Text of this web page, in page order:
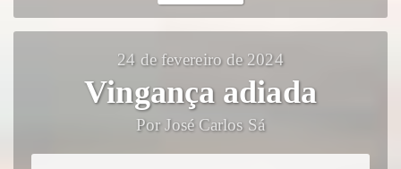
24 de fevereiro de 2024
Vingança adiada
Por José Carlos Sá